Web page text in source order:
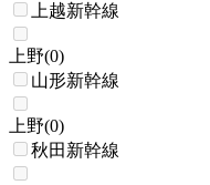
上越新幹線
上野(0)
山形新幹線
上野(0)
秋田新幹線